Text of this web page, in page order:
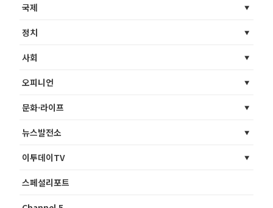
국제
정치
사회
오피니언
문화·라이프
뉴스발전소
이투데이TV
스페셜리포트